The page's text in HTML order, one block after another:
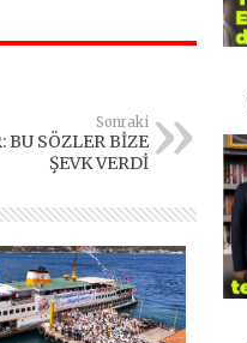
Sonraki
BU SÖZLER BİZE
ŞEVK VERDİ